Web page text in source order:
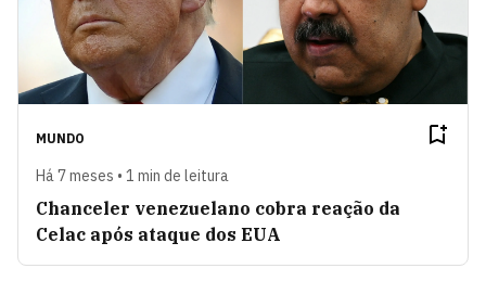
MUNDO
Há 7 meses • 1 min de leitura
Chanceler venezuelano cobra reação da
Celac após ataque dos EUA